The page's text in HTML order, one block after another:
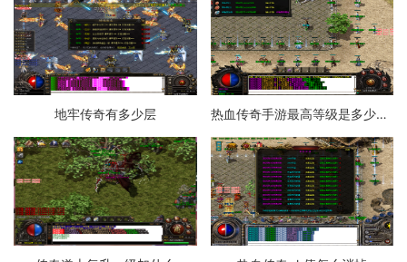
地牢传奇有多少层 热血传奇手游最高等级是多少级的